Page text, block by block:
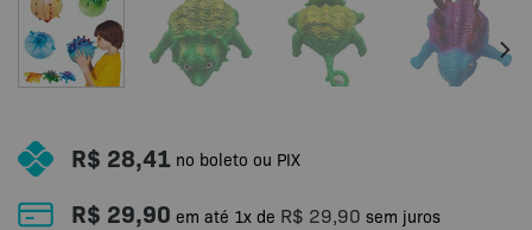
R$ 28,41 no boleto ou PIX
R$ 29,90 em até 1x de R$ 29,90 sem juros